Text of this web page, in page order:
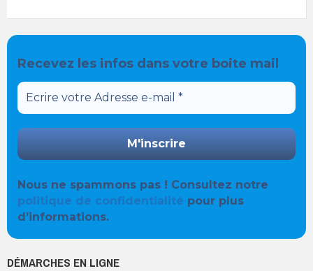
Recevez les infos dans votre boite mail
Nous ne spammons pas ! Consultez notre
politique de confidentialité pour plus
d’informations.
DÉMARCHES EN LIGNE